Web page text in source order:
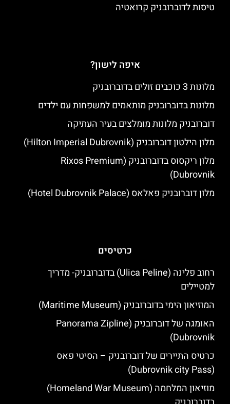
טיסות לדוברובניק קרואטיה
איפה לישון?
מלונות 3 כוכבים זולים בדוברובניק
מלונות בדוברובניק מותאמים למשפחות עם ילדים
דוברובניק מלונות מומלצים בעיר העתיקה
מלון הילטון דוברובניק (Hilton Imperial Dubrovnik)
מלון ריקסוס בדוברובניק (Rixos Premium
Dubrovnik)
מלון דוברובניק פאלאס (Hotel Dubrovnik Palace)
כרטיסים
רחוב פלינה (Ulica Peline) בדוברובניק- מדריך
למטיילים
המוזיאון הימי בדוברובניק (Maritime Museum)
האומגה של דוברובניק (Panorama Zipline
Dubrovnik)
כרטיס התיירים של דוברובניק – הסיטי פאס
(Dubrovnik city Pass)
מוזיאון המלחמה (Homeland War Museum)